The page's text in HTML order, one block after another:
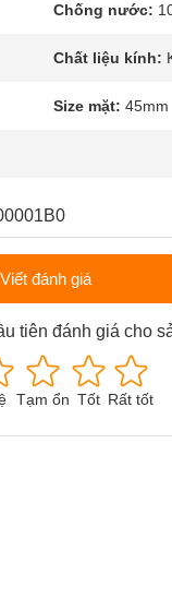
Chống nước:
Chất liệu kính:
Size mặt: 45mm
Viết đánh giá
tiên đánh giá cho
Tạm ổn Tốt Rất tốt